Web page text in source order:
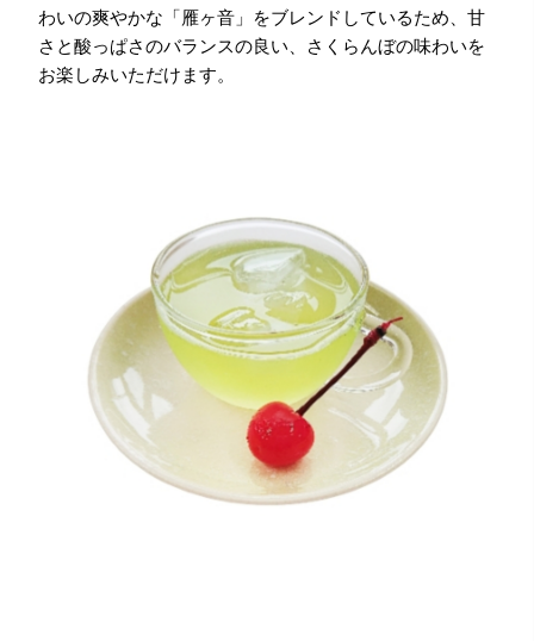
わいの爽やかな「雁ヶ音」をブレンドしているため、甘
さと酸っぱさのバランスの良い、さくらんぼの味わいを
お楽しみいただけます。